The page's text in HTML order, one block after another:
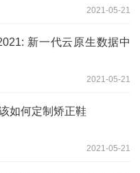
2021-05-21
新一代云原生数据中
2021-05-21
如何定制矫正鞋
2021-05-21